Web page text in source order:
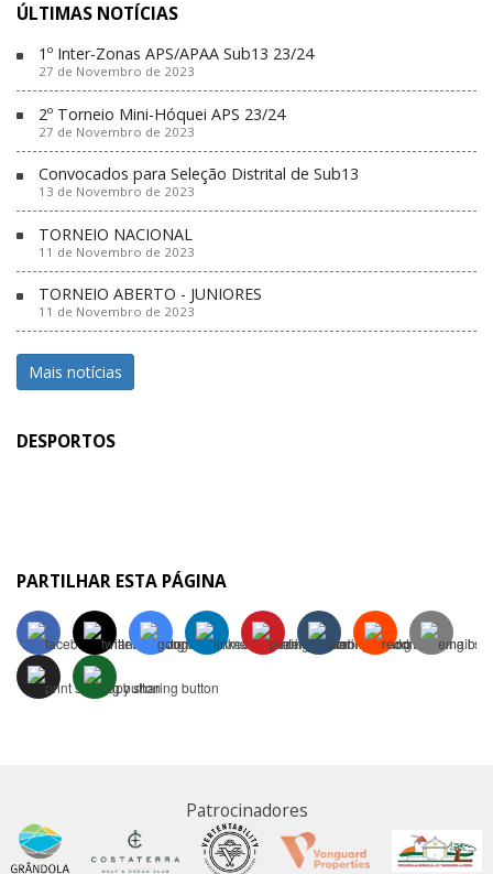
ÚLTIMAS NOTÍCIAS
1º Inter-Zonas APS/APAA Sub13 23/24
27 de Novembro de 2023
2º Torneio Mini-Hóquei APS 23/24
27 de Novembro de 2023
Convocados para Seleção Distrital de Sub13
13 de Novembro de 2023
TORNEIO NACIONAL
11 de Novembro de 2023
TORNEIO ABERTO - JUNIORES
11 de Novembro de 2023
Mais notícias
DESPORTOS
PARTILHAR ESTA PÁGINA
Patrocinadores